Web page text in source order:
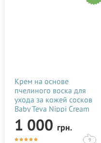
Крем на основе
пчелиного воска для
ухода за кожей сосков
Baby Teva Nippi Cream
50 мл
1 000 грн.
9